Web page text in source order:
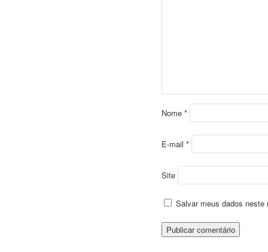
Nome *
E-mail *
Site
Salvar meus dados neste